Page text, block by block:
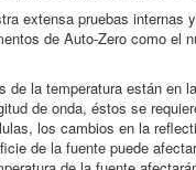
extensa pruebas
de Auto-Zero como el
de la temperatura están en
de onda, éstos se
los cambios en la
de la fuente puede